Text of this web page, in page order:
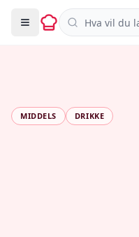
Søk i oppskrifter
MIDDELS DRIKKE